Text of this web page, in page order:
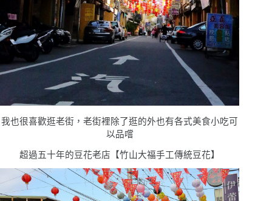
我也很喜歡逛老街，老街裡除了逛的外也有各式美食小吃可
以品嚐
超過五十年的豆花老店【竹山大福手工傳統豆花】